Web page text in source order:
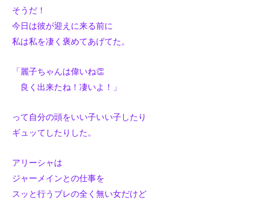
そうだ！
今日は彼が迎えに来る前に
私は私を凄く褒めてあげてた。
「麗子ちゃんは偉いね👏
良く出来たね！凄いよ！」
って自分の頭をいい子いい子したり
ギュッてしたりした。
アリーシャは
ジャーメインとの仕事を
スッと行うブレの全く無い女だけど